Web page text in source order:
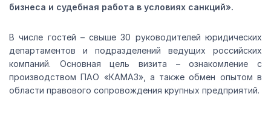
бизнеса и судебная работа в условиях санкций».
В числе гостей – свыше 30 руководителей юридических
департаментов и подразделений ведущих российских
компаний. Основная цель визита – ознакомление с
производством ПАО «КАМАЗ», а также обмен опытом в
области правового сопровождения крупных предприятий.